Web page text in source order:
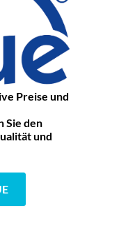
Preise und
Sie den
und